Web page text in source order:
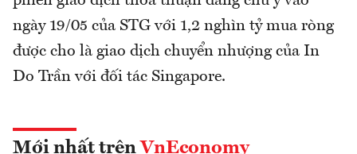
ngày 19/05 của STG với 1,2 nghìn tỷ mua ròng
được cho là giao dịch chuyển nhượng của In
Do Trần với đối tác Singapore.
Mới nhất trên VnEconomy